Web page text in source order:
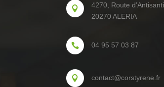

4270, Route d’Antisanti,
20270 ALERIA
 04 95 57 03 87
 contact@corstyrene.fr